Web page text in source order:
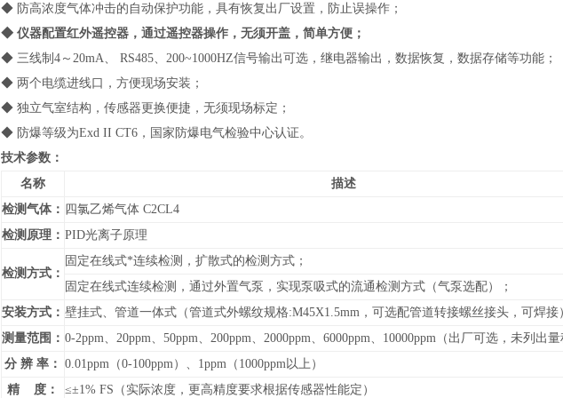
◆ 防高浓度气体冲击的自动保护功能，具有恢复出厂设置，防止误操作；
◆ 仪器配置红外遥控器，通过遥控器操作，无须开盖，简单方便；
◆ 三线制4～20mA、 RS485、200~1000HZ信号输出可选，继电器输出，数据恢复，数据存储等功能；
◆ 两个电缆进线口，方便现场安装；
◆ 独立气室结构，传感器更换便捷，无须现场标定；
◆ 防爆等级为Exd II CT6，国家防爆电气检验中心认证。
技术参数：
名称
描述
检测气体： 四氯乙烯气体 C2CL4
检测原理： PID光离子原理
检测方式：
固定在线式*连续检测，扩散式的检测方式；
固定在线式连续检测，通过外置气泵，实现泵吸式的流通检测方式（气泵选配）；
安装方式： 壁挂式、管道一体式（管道式外螺纹规格:M45X1.5mm，可选配管道转接螺丝接头，可焊接
测量范围： 0-2ppm、20ppm、50ppm、200ppm、2000ppm、6000ppm、10000ppm （ 出厂可选，未列出量
分 辨 率： 0.01ppm（0-100ppm）、1ppm（1000ppm以上）
精 度：
≤±1% FS（实际浓度，更高精度要求根据传感器性能定）